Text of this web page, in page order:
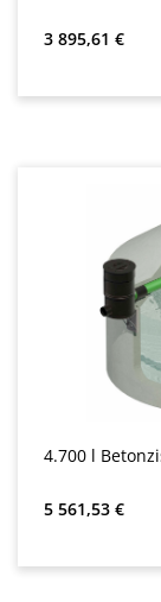
Bežná cena:
3 895,61 €
4.700 l
Bežná cena:
5 561,53 €